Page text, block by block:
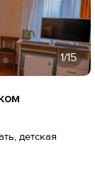
1/15
детская